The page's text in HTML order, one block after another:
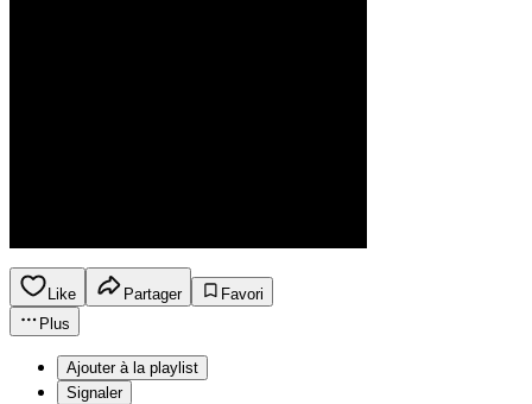
Like Partager
Favori
Plus
Ajouter à la playlist
Signaler